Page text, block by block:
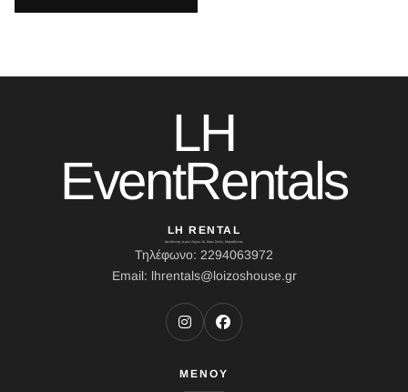
LH
EventRentals
LH RENTAL
Διεύθυνση: Ιερού Λόχου 10, Κάτω Σούλι, Μαραθώνας
Τηλέφωνο: 2294063972
Email: lhrentals@loizoshouse.gr
ΜΕΝΟΥ